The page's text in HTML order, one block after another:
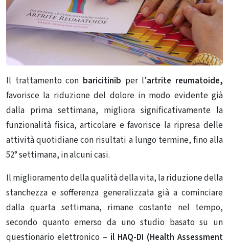
Il trattamento con baricitinib per l’artrite reumatoide,
favorisce la riduzione del dolore in modo evidente già
dalla prima settimana, migliora significativamente la
funzionalità fisica, articolare e favorisce la ripresa delle
attività quotidiane con risultati a lungo termine, fino alla
52° settimana, in alcuni casi.
Il miglioramento della qualità della vita, la riduzione della
stanchezza e sofferenza generalizzata già a cominciare
dalla quarta settimana, rimane costante nel tempo,
secondo quanto emerso da uno studio basato su un
questionario elettronico – il HAQ-DI (Health Assessment